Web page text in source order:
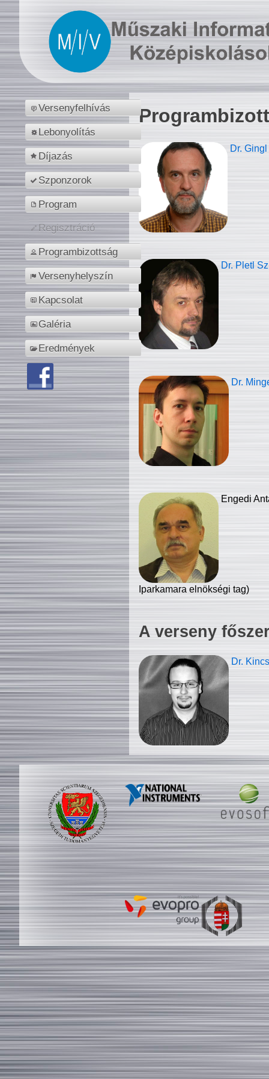
Versenyfelhívás
Lebonyolítás
Díjazás
Szponzorok
Program
Regisztráció
Programbizottság
Versenyhelyszín
Kapcsolat
Galéria
Eredmények
Dr.
Dr. Pletl
Dr.
Engedi
Iparkamara elnökségi tag)
A verseny
Dr.